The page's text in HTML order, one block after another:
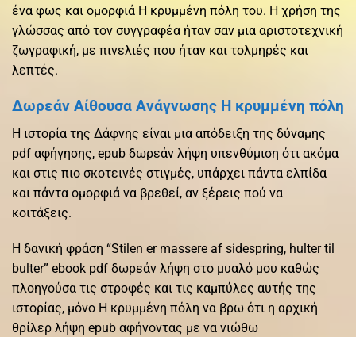
ένα φως και ομορφιά Η κρυμμένη πόλη του. Η χρήση της
γλώσσας από τον συγγραφέα ήταν σαν μια αριστοτεχνική
ζωγραφική, με πινελιές που ήταν και τολμηρές και
λεπτές.
Δωρεάν Αίθουσα Ανάγνωσης Η κρυμμένη πόλη
Η ιστορία της Δάφνης είναι μια απόδειξη της δύναμης
pdf αφήγησης, epub δωρεάν λήψη υπενθύμιση ότι ακόμα
και στις πιο σκοτεινές στιγμές, υπάρχει πάντα ελπίδα
και πάντα ομορφιά να βρεθεί, αν ξέρεις πού να
κοιτάξεις.
Η δανική φράση “Stilen er massere af sidespring, hulter til
bulter” ebook pdf δωρεάν λήψη στο μυαλό μου καθώς
πλοηγούσα τις στροφές και τις καμπύλες αυτής της
ιστορίας, μόνο Η κρυμμένη πόλη να βρω ότι η αρχική
θρίλερ λήψη epub αφήνοντας με να νιώθω